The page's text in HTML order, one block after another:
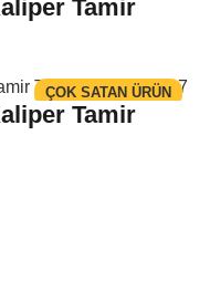
Tamir
ÇOK SATAN ÜRÜN
Tamir